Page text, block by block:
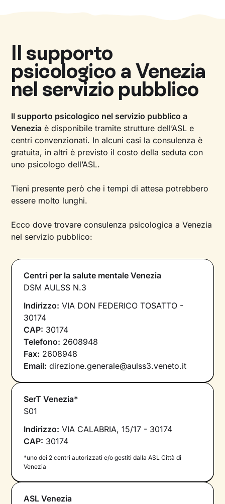
Il supporto
psicologico a Venezia
nel servizio pubblico
Il supporto psicologico nel servizio pubblico a
Venezia è disponibile tramite strutture dell’ASL e
centri convenzionati. In alcuni casi la consulenza è
gratuita, in altri è previsto il costo della seduta con
uno psicologo dell’ASL.
Tieni presente però che i tempi di attesa potrebbero
essere molto lunghi.
Ecco dove trovare consulenza psicologica a Venezia
nel servizio pubblico:
Centri per la salute mentale Venezia
DSM AULSS N.3
Indirizzo: VIA DON FEDERICO TOSATTO -
30174
CAP: 30174
Telefono: 2608948
Fax: 2608948
Email: direzione.generale@aulss3.veneto.it
SerT Venezia*
S01
Indirizzo: VIA CALABRIA, 15/17 - 30174
CAP: 30174
*uno dei 2 centri autorizzati e/o gestiti dalla ASL Città di
Venezia
ASL Venezia